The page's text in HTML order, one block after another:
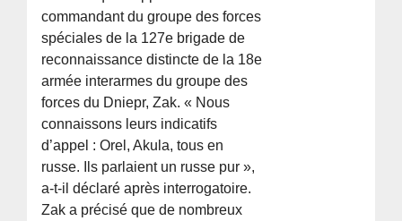
commandant du groupe des forces
spéciales de la 127e brigade de
reconnaissance distincte de la 18e
armée interarmes du groupe des
forces du Dniepr, Zak. « Nous
connaissons leurs indicatifs
d’appel : Orel, Akula, tous en
russe. Ils parlaient un russe pur »,
a-t-il déclaré après interrogatoire.
Zak a précisé que de nombreux